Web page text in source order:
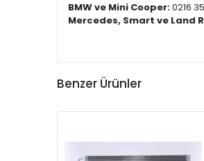
BMW ve Mini Cooper:0216
Mercedes, Smart ve Land
Benzer Ürünler